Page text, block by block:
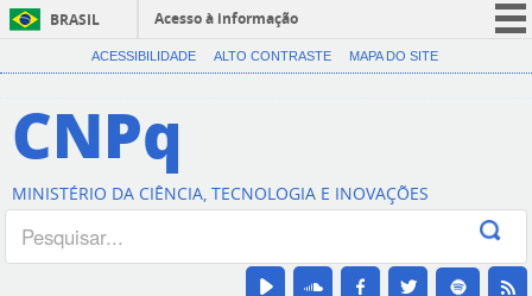
BRASIL
Acesso à informação
CORONAVÍRUS (COVID-19)
Canais
ACESSIBILIDADE ALTO CONTRASTE MAPA DO SITE
CNPq
MINISTÉRIO DA CIÊNCIA, TECNOLOGIA E INOVAÇÕES